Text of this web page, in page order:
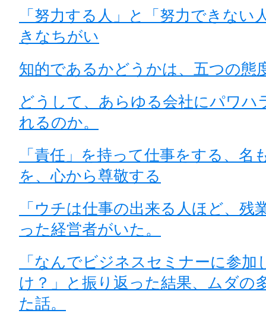
「努力する人」と「努力できない
きなちがい
知的であるかどうかは、五つの態
どうして、あらゆる会社にパワハ
れるのか。
「責任」を持って仕事をする、名
を、心から尊敬する
「ウチは仕事の出来る人ほど、残
った経営者がいた。
「なんでビジネスセミナーに参加
け？」と振り返った結果、ムダの
た話。